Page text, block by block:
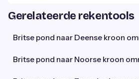
Gerelateerde rekentools
Britse pond naar Deense kroon
Britse pond naar Noorse kroon